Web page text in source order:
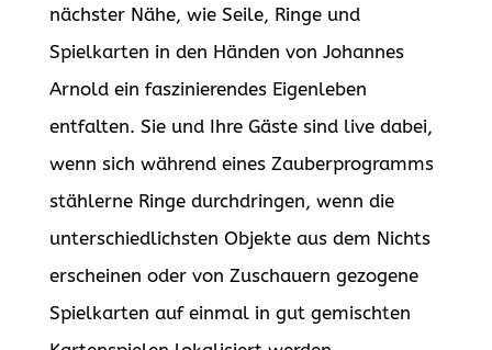
nächster Nähe, wie Seile, Ringe und
Spielkarten in den Händen von Johannes
Arnold ein faszinierendes Eigenleben
entfalten. Sie und Ihre Gäste sind live dabei,
wenn sich während eines Zauberprogramms
stählerne Ringe durchdringen, wenn die
unterschiedlichsten Objekte aus dem Nichts
erscheinen oder von Zuschauern gezogene
Spielkarten auf einmal in gut gemischten